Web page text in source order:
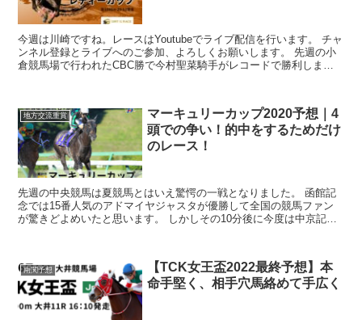
今週は川崎ですね。レースはYoutubeでライブ配信を行います。 チャ
ンネル登録とライブへのご参加、よろしくお願いします。 先週の小
倉競馬場で行われたCBC勝で今村聖菜騎手がレコードで勝利しまし
地方交流重賞
マーキュリーカップ2020予想｜4
頭での争い！的中をするためだけ
のレース！
先週の中央競馬は夏競馬とはいえ驚愕の一戦となりました。 函館記
念では15番人気のアドマイヤジャスタが優勝して全国の競馬ファン
が驚きどよめいたと思います。 しかしその10分後に今度は中京記念
南関予想
【TCK女王盃2022最終予想】本
命手堅く、相手穴馬絡めて手広く